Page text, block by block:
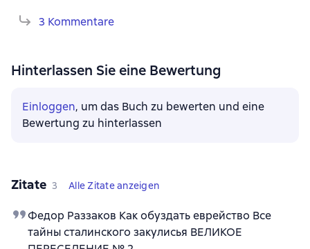
3 Kommentare
Hinterlassen Sie eine Bewertung
Einloggen, um das Buch zu bewerten und eine
Bewertung zu hinterlassen
Zitate 3 Alle Zitate anzeigen
Федор Раззаков Как обуздать еврейство Все
тайны сталинского закулисья ВЕЛИКОЕ